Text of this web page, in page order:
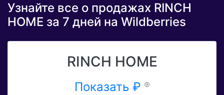
Узнайте все о продажах RINCH
HOME за 7 дней на Wildberries
RINCH HOME
Показать ₽